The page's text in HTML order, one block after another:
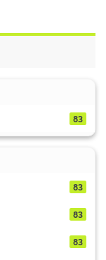
83
83
83
83